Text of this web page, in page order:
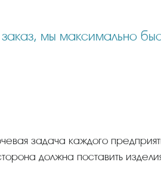
задача каждого
должна поставить